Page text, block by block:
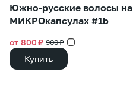
Южно-русские волосы на
МИКРОкапсулах #1b
от 800 ₽ 900 ₽
Купить